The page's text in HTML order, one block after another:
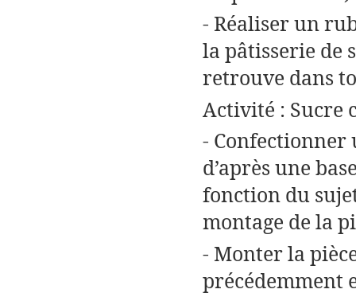
- Réaliser un
la pâtisserie de
retrouve dans
Activité : Sucre
- Confectionner
d’après une
fonction du
montage de la
- Monter la
précédemment